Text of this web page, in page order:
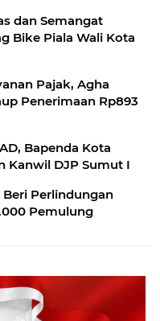
dan Semangat
Bike Piala Wali Kota
Pajak, Agha
Penerimaan Rp893
Bapenda Kota
Kanwil DJP Sumut I
Perlindungan
Pemulung